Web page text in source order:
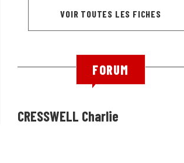
VOIR TOUTES LES FICHES
FORUM
CRESSWELL Charlie